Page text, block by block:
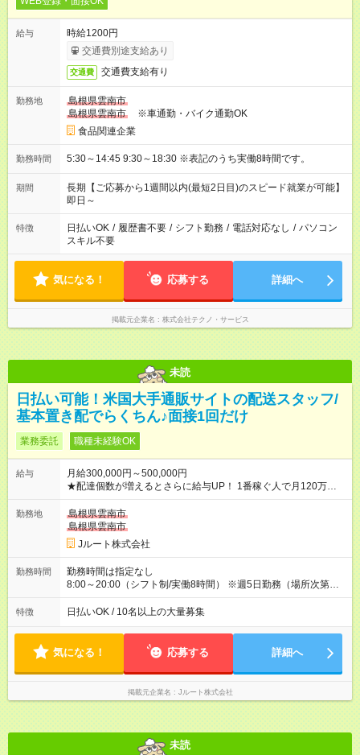
給与
時給1200円
交通費別途支給あり
交通費 交通費支給有り
勤務地
島根県雲南市
島根県雲南市
※車通勤・バイク通勤OK
食品関連企業
勤務時間 5:30～14:45 9:30～18:30 ※表記のうち実働8時間です。
期間
長期【ご応募から1週間以内(最短2日目)のスピード就業が可能】
即日～
特徴 日払いOK / 履歴書不要 / シフト勤務 / 電話対応なし / パソコン
スキル不要
気になる！ 応募する 詳細へ
掲載元企業名 株式会社テクノ・サービス
未読
日払い可能！米国大手通販サイトの配送スタッフ/
基本置き配でらくちん♪面接1回だけ
業務委託 職種未経験OK
給与
月給300,000円～500,000円
★配達個数が増えるとさらに給与UP！ 1番稼ぐ人で月120万ほ
ど！ ・主要都市エリア 月収55万円／週5日稼働 月収65万~112
万円／週6日稼働 ・地方郊外エリア 月収40万円／週5日稼働 月
収40万円~50万円／週6日稼働 ＜モデルイメージ＞ ■月収50万
円 (27歳男性/江東区在住)※元建築関係 1日150個配達×25日勤務
(日休み) ■月収80万円(43歳男性/墨田区在住)※元営業 1日200個
勤務地
島根県雲南市
島根県雲南市
Jルート株式会社
勤務時間
勤務時間は指定なし
8:00～20:00（シフト制/実働8時間） ※週5日勤務（場所次第で
は週4も有り） ※配達状況によって時間外での勤務可能性有り ※
案件により多少の前後あり ※配達が完了次第、帰社OKです
特徴 日払いOK / 10名以上の大量募集
気になる！ 応募する 詳細へ
掲載元企業名 Jルート株式会社
未読